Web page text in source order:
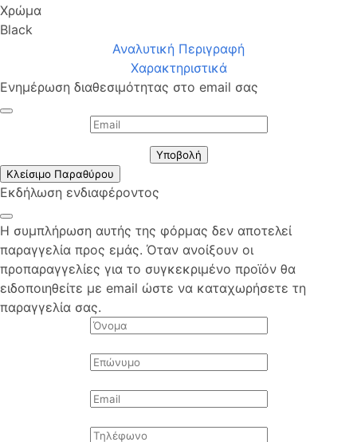
Χρώμα
Black
Αναλυτική Περιγραφή
Χαρακτηριστικά
Ενημέρωση διαθεσιμότητας στο email σας
Υποβολή
Κλείσιμο Παραθύρου
Εκδήλωση ενδιαφέροντος
Η συμπλήρωση αυτής της φόρμας δεν αποτελεί
παραγγελία προς εμάς. Όταν ανοίξουν οι
προπαραγγελίες για το συγκεκριμένο προϊόν θα
ειδοποιηθείτε με email ώστε να καταχωρήσετε τη
παραγγελία σας.